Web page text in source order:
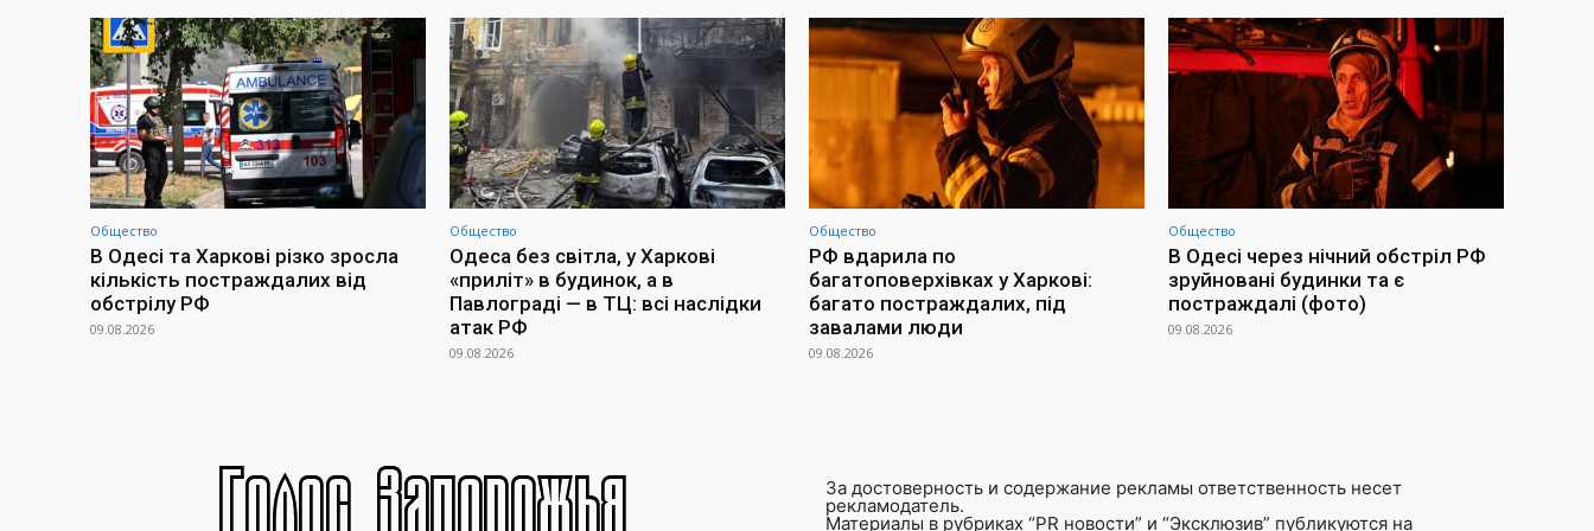
Общество
В Одесі та Харкові різко зросла
кількість постраждалих від
обстрілу РФ
09.08.2026
Общество
Одеса без світла, у Харкові
«приліт» в будинок, а в
Павлограді — в ТЦ: всі наслідки
атак РФ
09.08.2026
Общество
РФ вдарила по
багатоповерхівках у Харкові:
багато постраждалих, під
завалами люди
09.08.2026
Общество
В Одесі через нічний обстріл РФ
зруйновані будинки та є
постраждалі (фото)
09.08.2026
За достоверность и содержание рекламы ответственность несет
рекламодатель.
Материалы в рубриках “PR новости” и “Эксклюзив” публикуются на